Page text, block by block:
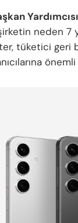
neden 7
tüketici geri